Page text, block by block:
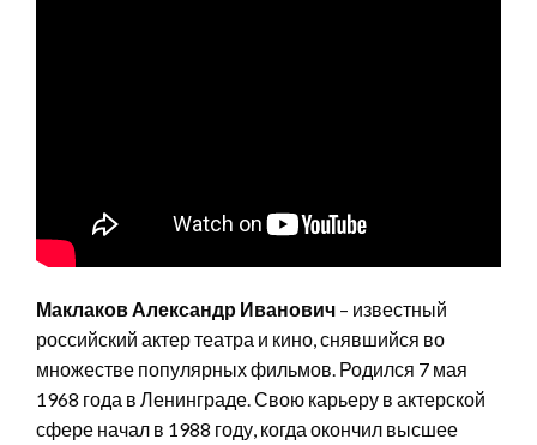
Маклаков Александр Иванович – известный
российский актер театра и кино, снявшийся во
множестве популярных фильмов. Родился 7 мая
1968 года в Ленинграде. Свою карьеру в актерской
сфере начал в 1988 году, когда окончил высшее